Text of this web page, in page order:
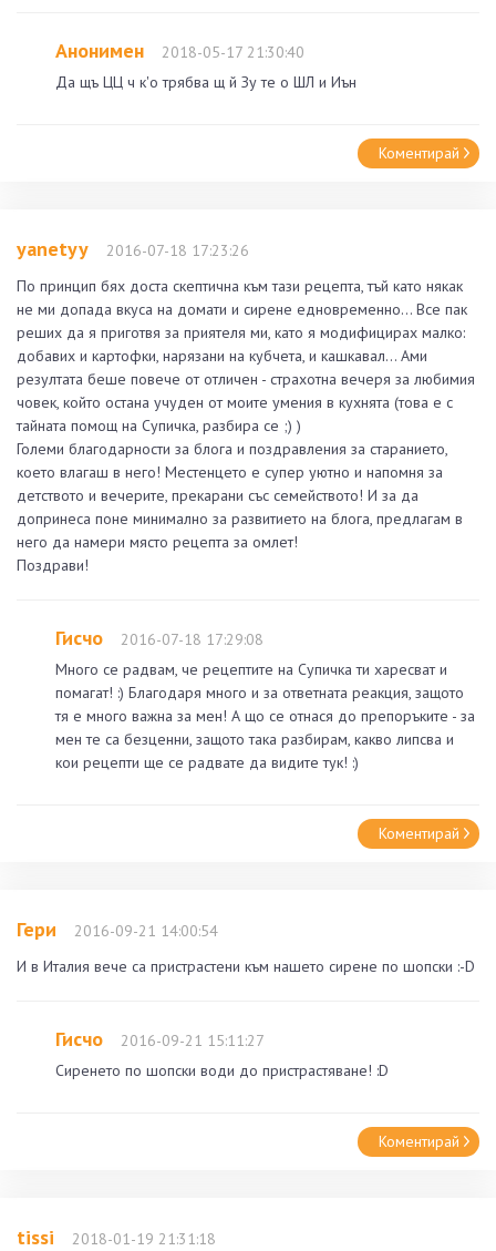
Анонимен
2018-05-17 21:30:40
Да щъ ЦЦ ч к'о трябва щ й Зу те о ШЛ и Иън
Коментирай
yanetyy
2016-07-18 17:23:26
По принцип бях доста скептична към тази рецепта, тъй като някак
не ми допада вкуса на домати и сирене едновременно... Все пак
реших да я приготвя за приятеля ми, като я модифицирах малко:
добавих и картофки, нарязани на кубчета, и кашкавал... Ами
резултата беше повече от отличен - страхотна вечеря за любимия
човек, който остана учуден от моите умения в кухнята (това е с
тайната помощ на Супичка, разбира се ;) )
Големи благодарности за блога и поздравления за старанието,
което влагаш в него! Местенцето е супер уютно и напомня за
детството и вечерите, прекарани със семейството! И за да
допринеса поне минимално за развитието на блога, предлагам в
него да намери място рецепта за омлет!
Поздрави!
Гисчо
2016-07-18 17:29:08
Много се радвам, че рецептите на Супичка ти харесват и
помагат! :) Благодаря много и за ответната реакция, защото
тя е много важна за мен! А що се отнася до препоръките - за
мен те са безценни, защото така разбирам, какво липсва и
кои рецепти ще се радвате да видите тук! :)
Коментирай
Гери
2016-09-21 14:00:54
И в Италия вече са пристрастени към нашето сирене по шопски :-D
Гисчо
2016-09-21 15:11:27
Сиренето по шопски води до пристрастяване! :D
Коментирай
tissi
2018-01-19 21:31:18